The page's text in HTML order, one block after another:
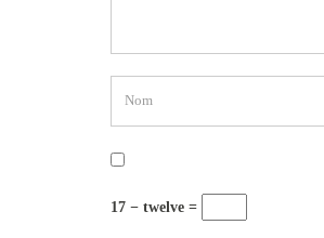
17 − twelve =